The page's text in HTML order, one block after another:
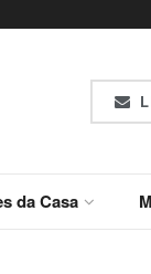
da Casa